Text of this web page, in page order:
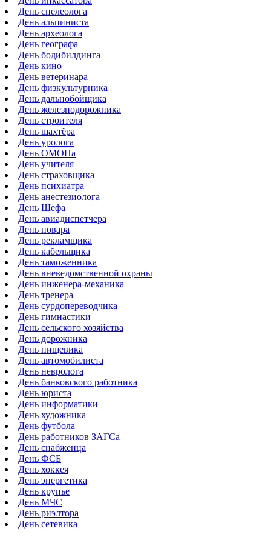
День спелеолога
День альпиниста
День археолога
День географа
День бодибилдинга
День кино
День ветеринара
День физкультурника
День дальнобойщика
День железнодорожника
День строителя
День шахтёра
День уролога
День ОМОНа
День учителя
День страховщика
День психиатра
День анестезиолога
День Шефа
День авиадиспетчера
День повара
День рекламщика
День кабельщика
День таможенника
День вневедомственной охраны
День инженера-механика
День тренера
День сурдопереводчика
День гимнастики
День сельского хозяйства
День дорожника
День пищевика
День автомобилиста
День невролога
День банковского работника
День юриста
День информатики
День художника
День футбола
День работников ЗАГСа
День снабженца
День ФСБ
День хоккея
День энергетика
День крупье
День МЧС
День риэлтора
День сетевика